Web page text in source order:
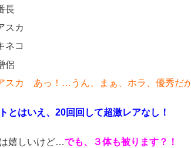
長
スカ
ネコ
侶
スカ あっ！…うん、まぁ、ホラ、優秀だ
とはいえ、20回回して超激レアなし！
嬉しいけど…でも、３体も被ります？！